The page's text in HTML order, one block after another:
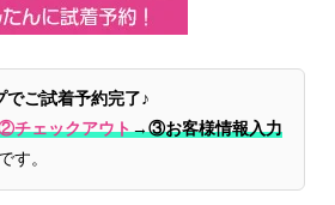
ご試着予約完了♪
チェックアウト→③お客様情報入力
す。